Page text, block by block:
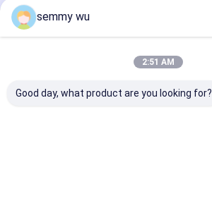
अनुशंसित उत्पाद
semmy wu
2:51 AM
Good day, what product are you looking for?